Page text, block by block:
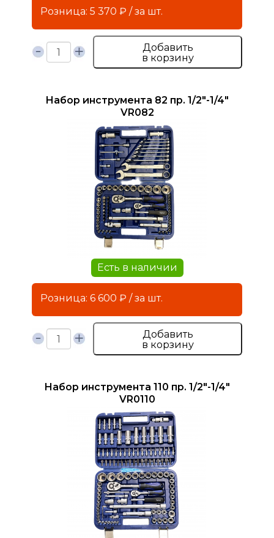
Розница: 5 370 ₽ / за шт.
Добавить
в корзину
Набор инструмента 82 пр. 1/2"-1/4"
VR082
Есть в наличии
Розница: 6 600 ₽ / за шт.
Добавить
в корзину
Набор инструмента 110 пр. 1/2"-1/4"
VR0110